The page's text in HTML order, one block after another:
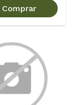
Comprar